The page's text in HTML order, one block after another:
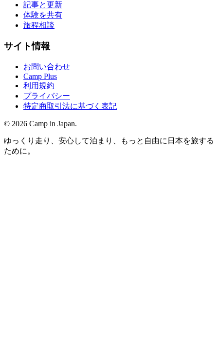
記事と更新
体験を共有
旅程相談
サイト情報
お問い合わせ
Camp Plus
利用規約
プライバシー
特定商取引法に基づく表記
© 2026 Camp in Japan.
ゆっくり走り、安心して泊まり、もっと自由に日本を旅する
ために。